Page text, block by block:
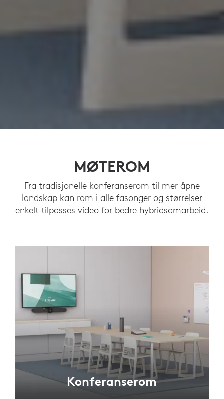
MØTEROM
Fra tradisjonelle konferanserom til mer åpne
landskap kan rom i alle fasonger og størrelser
enkelt tilpasses video for bedre hybridsamarbeid.
Konferanserom